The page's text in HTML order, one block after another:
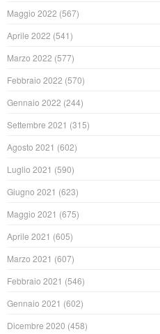
Maggio 2022 (567)
Aprile 2022 (541)
Marzo 2022 (577)
Febbraio 2022 (570)
Gennaio 2022 (244)
Settembre 2021 (315)
Agosto 2021 (602)
Luglio 2021 (590)
Giugno 2021 (623)
Maggio 2021 (675)
Aprile 2021 (605)
Marzo 2021 (607)
Febbraio 2021 (546)
Gennaio 2021 (602)
Dicembre 2020 (458)